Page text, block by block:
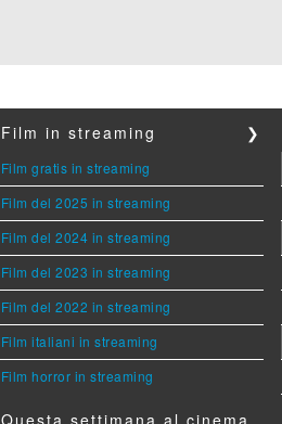
Film in streaming ❯
Film gratis in streaming
Film del 2025 in streaming
Film del 2024 in streaming
Film del 2023 in streaming
Film del 2022 in streaming
Film italiani in streaming
Film horror in streaming
Questa settimana al cinema